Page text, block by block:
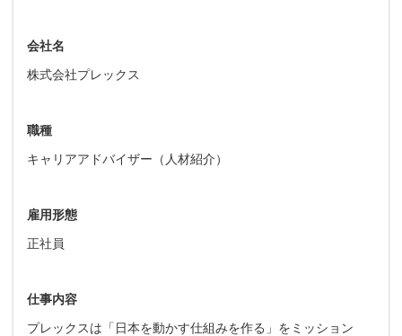
会社名
株式会社プレックス
職種
キャリアアドバイザー（人材紹介）
雇用形態
正社員
仕事内容
プレックスは「日本を動かす仕組みを作る」をミッション